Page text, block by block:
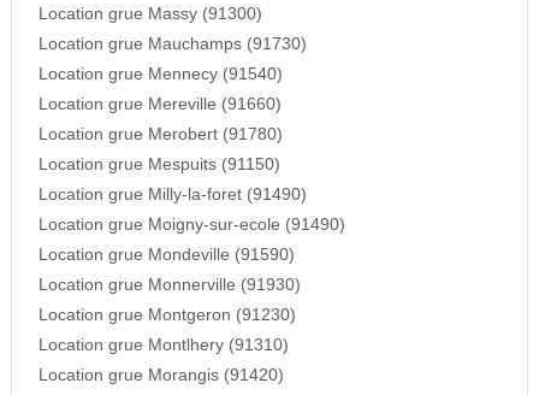
Location grue Massy (91300)
Location grue Mauchamps (91730)
Location grue Mennecy (91540)
Location grue Mereville (91660)
Location grue Merobert (91780)
Location grue Mespuits (91150)
Location grue Milly-la-foret (91490)
Location grue Moigny-sur-ecole (91490)
Location grue Mondeville (91590)
Location grue Monnerville (91930)
Location grue Montgeron (91230)
Location grue Montlhery (91310)
Location grue Morangis (91420)